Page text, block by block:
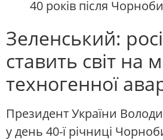
40 років після
Зеленський:
ставить світ на
техногенної
Президент України
у день 40-ї річниці